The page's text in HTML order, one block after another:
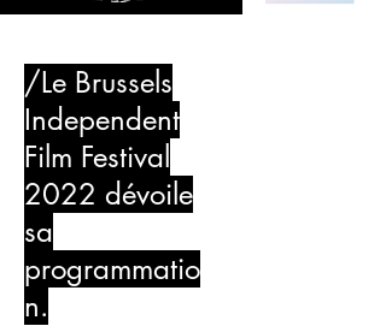
/Le Brussels
Independent
Film Festival
2022 dévoile
sa
programmatio
n.